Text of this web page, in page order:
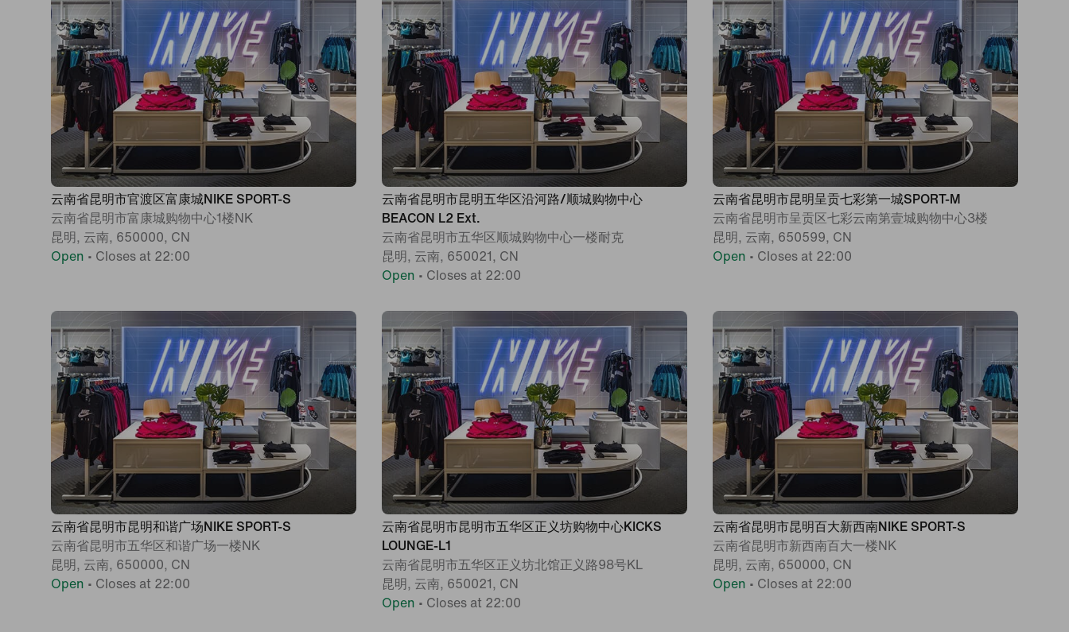
云南省昆明市官渡区富康城NIKE SPORT-S
云南省昆明市富康城购物中心1楼NK
昆明, 云南, 650000, CN
Open • Closes at 22:00
云南省昆明市昆明五华区沿河路/顺城购物中心
BEACON L2 Ext.
云南省昆明市五华区顺城购物中心一楼耐克
昆明, 云南, 650021, CN
Open • Closes at 22:00
云南省昆明市昆明呈贡七彩第一城SPORT-M
云南省昆明市呈贡区七彩云南第壹城购物中心3楼
昆明, 云南, 650599, CN
Open • Closes at 22:00
云南省昆明市昆明和谐广场NIKE SPORT-S
云南省昆明市五华区和谐广场一楼NK
昆明, 云南, 650000, CN
Open • Closes at 22:00
云南省昆明市昆明市五华区正义坊购物中心KICKS
LOUNGE-L1
云南省昆明市五华区正义坊北馆正义路98号KL
昆明, 云南, 650021, CN
Open • Closes at 22:00
云南省昆明市昆明百大新西南NIKE SPORT-S
云南省昆明市新西南百大一楼NK
昆明, 云南, 650000, CN
Open • Closes at 22:00